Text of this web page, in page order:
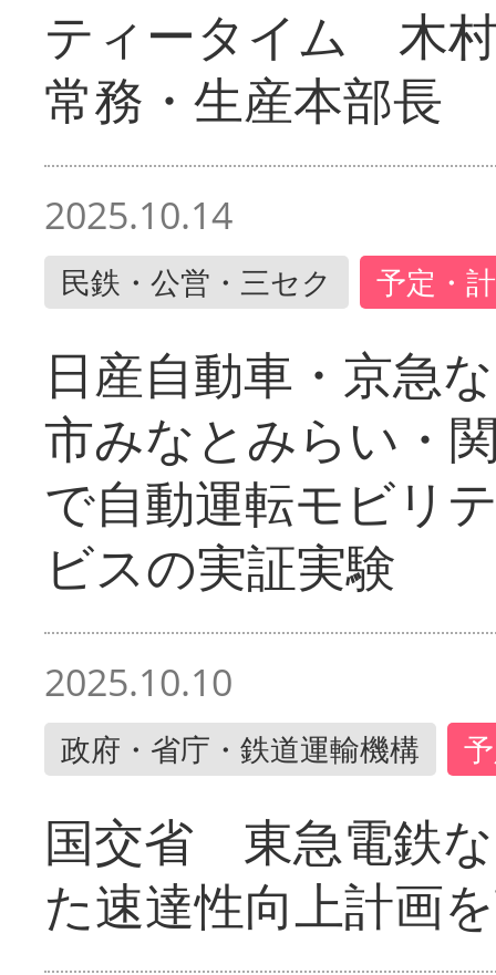
ティータイム 木
常務・生産本部長
2025.10.14
民鉄・公営・三セク 予定・
日産自動車・京急
市みなとみらい・
で自動運転モビリ
ビスの実証実験
2025.10.10
政府・省庁・鉄道運輸機構
国交省 東急電鉄
た速達性向上計画